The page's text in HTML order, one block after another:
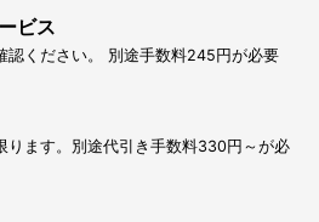
ビス
認ください。 別途手数料245円が必要
ります。別途代引き手数料330円～が必